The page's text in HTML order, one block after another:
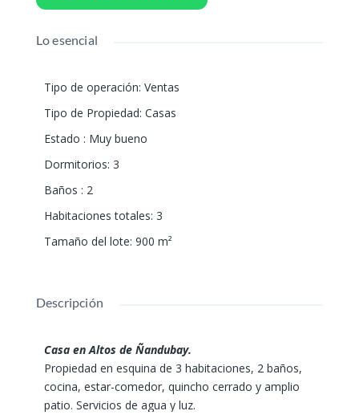
Lo esencial
Tipo de operación: Ventas
Tipo de Propiedad: Casas
Estado : Muy bueno
Dormitorios: 3
Baños : 2
Habitaciones totales: 3
Tamaño del lote: 900 m²
Descripción
Casa en Altos de Ñandubay.
Propiedad en esquina de 3 habitaciones, 2 baños,
cocina, estar-comedor, quincho cerrado y amplio
patio. Servicios de agua y luz.